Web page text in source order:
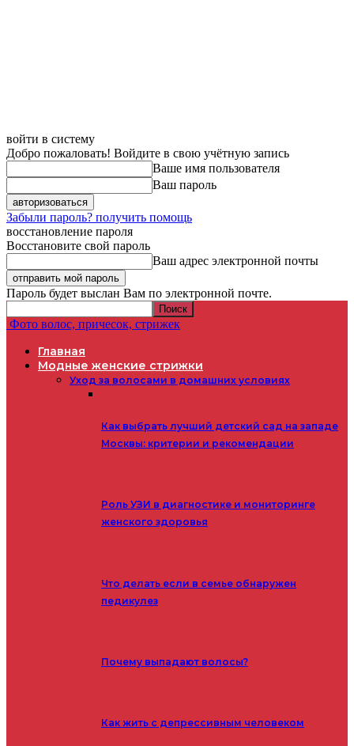
войти в систему
Добро пожаловать! Войдите в свою учётную запись
Ваше имя пользователя
Ваш пароль
Забыли пароль? получить помощь
восстановление пароля
Восстановите свой пароль
Ваш адрес электронной почты
Пароль будет выслан Вам по электронной почте.
Фото волос, причесок, стрижек
Главная
Модные женские стрижки
Уход за волосами в домашних условиях
Как выбрать лучший детский сад на западе
Москвы: критерии и рекомендации
Роль УЗИ в диагностике и мониторинге
женского здоровья
Что делать если в семье обнаружен
педикулез
Почему выпадают волосы?
Как жить с депрессивным человеком